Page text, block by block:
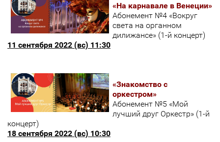
«На карнавале в Венеции»
Абонемент №4 «Вокруг
света на органном
дилижансе» (1-й концерт)
11 сентября 2022 (вс) 11:30
«Знакомство с
оркестром»
Абонемент №5 «Мой
лучший друг Оркестр» (1-й
концерт)
18 сентября 2022 (вс) 10:30